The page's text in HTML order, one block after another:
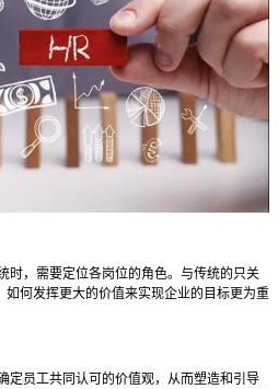
时，需要定位各岗位的角色。与传统的只关
何发挥更大的价值来实现企业的目标更为重
定员工共同认可的价值观，从而塑造和引导